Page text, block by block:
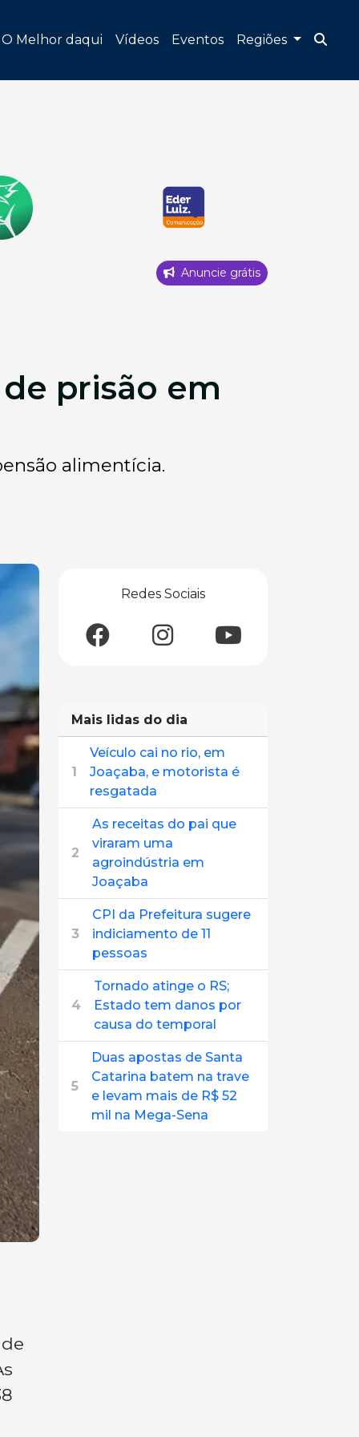
O Melhor daqui Vídeos Eventos Regiões
Anuncie grátis
prisão em
alimentícia.
Redes Sociais
Mais lidas do dia
1
Veículo cai no rio, em
Joaçaba, e motorista é
resgatada
2
As receitas do pai que
viraram uma
agroindústria em
Joaçaba
3
CPI da Prefeitura sugere
indiciamento de 11
pessoas
4
Tornado atinge o RS;
Estado tem danos por
causa do temporal
5
Duas apostas de Santa
Catarina batem na trave
e levam mais de R$ 52
mil na Mega-Sena